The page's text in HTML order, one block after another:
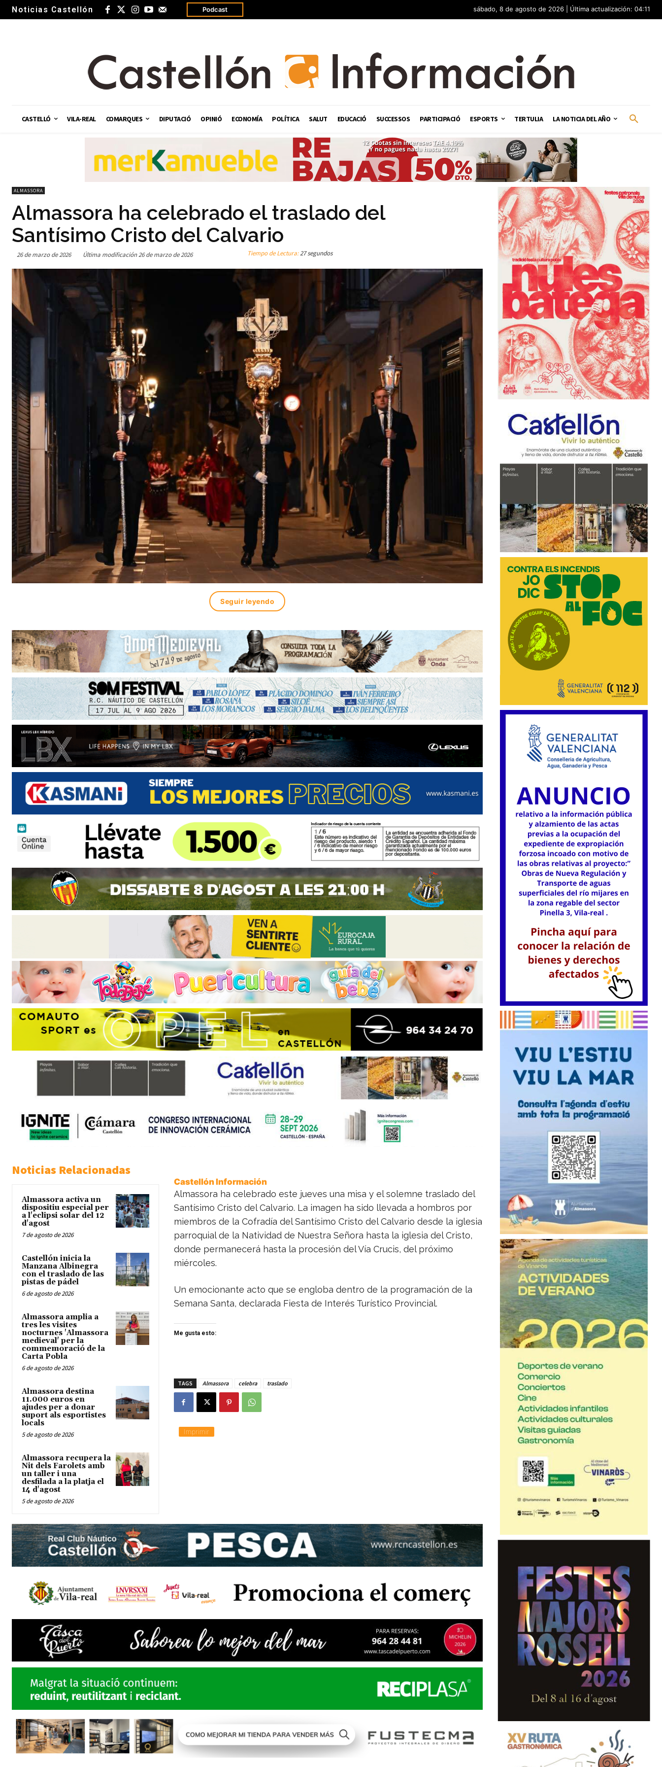
Noticias Castellón Podcast sábado, 8 de agosto de 2026 | Última actualización: 04:11
CASTELLÓ VILA-REAL COMARQUES DIPUTACIÓ OPINIÓ ECONOMÍA POLÍTICA SALUT EDUCACIÓ SUCCESSOS PARTICIPACIÓ ESPORTS TERTULIA LA NOTICIA DEL AÑO
ALMASSORA
Almassora ha celebrado el traslado del
Santísimo Cristo del Calvario
26 de marzo de 2026 Última modificación26 de marzo de 2026 Tiempo de Lectura:27 segundos
Seguir leyendo
Noticias Relacionadas
Almassora activa un
dispositiu especial per
a l'eclipsi solar del 12
d'agost
7 de agosto de 2026
Castellón inicia la
Manzana Albinegra
con el traslado de las
pistas de pádel
6 de agosto de 2026
Almassora amplia a
tres les visites
nocturnes 'Almassora
medieval' per la
commemoració de la
Carta Pobla
6 de agosto de 2026
Almassora destina
11.000 euros en
ajudes per a donar
suport als esportistes
locals
5 de agosto de 2026
Almassora recupera la
Nit dels Farolets amb
un taller i una
desfilada a la platja el
14 d'agost
5 de agosto de 2026
Castellón Información
Almassora ha celebrado este jueves una misa y el solemne traslado del
Santísimo Cristo del Calvario. La imagen ha sido llevada a hombros por
miembros de la Cofradía del Santísimo Cristo del Calvario desde la iglesia
parroquial de la Natividad de Nuestra Señora hasta la iglesia del Cristo,
donde permanecerá hasta la procesión del Vía Crucis, del próximo
miércoles.
Un emocionante acto que se engloba dentro de la programación de la
Semana Santa, declarada Fiesta de Interés Turístico Provincial.
Me gusta esto:
TAGS Almassora celebra traslado
Imprimir